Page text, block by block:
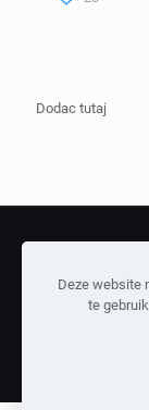
Dodac tutaj
Deze website
te